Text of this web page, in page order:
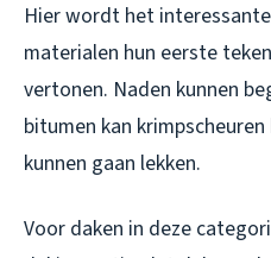
Hier wordt het
materialen hun eerste
vertonen. Naden kunnen
bitumen kan
kunnen gaan lekken.
Voor daken in deze